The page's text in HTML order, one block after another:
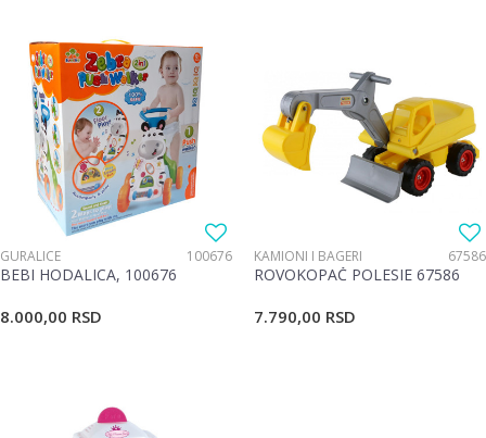
GURALICE 100676
BEBI HODALICA, 100676
8.000,00 RSD
KAMIONI I BAGERI 67586
ROVOKOPAČ POLESIE 67586
7.790,00 RSD